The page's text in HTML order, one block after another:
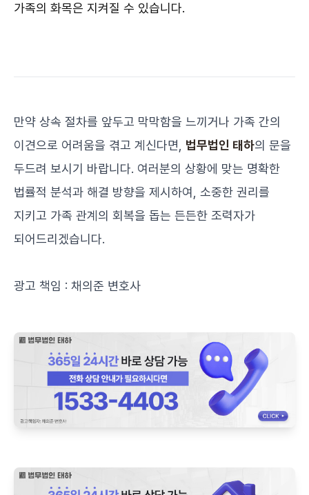
가족의 화목은 지켜질 수 있습니다.
만약 상속 절차를 앞두고 막막함을 느끼거나 가족 간의
이견으로 어려움을 겪고 계신다면, 법무법인 태하의 문을
두드려 보시기 바랍니다. 여러분의 상황에 맞는 명확한
법률적 분석과 해결 방향을 제시하여, 소중한 권리를
지키고 가족 관계의 회복을 돕는 든든한 조력자가
되어드리겠습니다.
광고 책임 : 채의준 변호사